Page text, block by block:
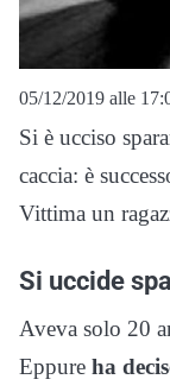
05/12/2019 alle
Si è ucciso
caccia: è
Vittima un
Si uccide
Aveva solo 20
Eppure ha